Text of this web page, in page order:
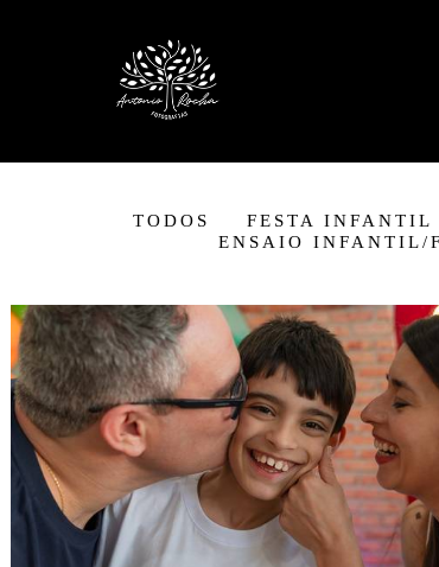
TODOS FESTA INFANTIL
ENSAIO INFANTIL/